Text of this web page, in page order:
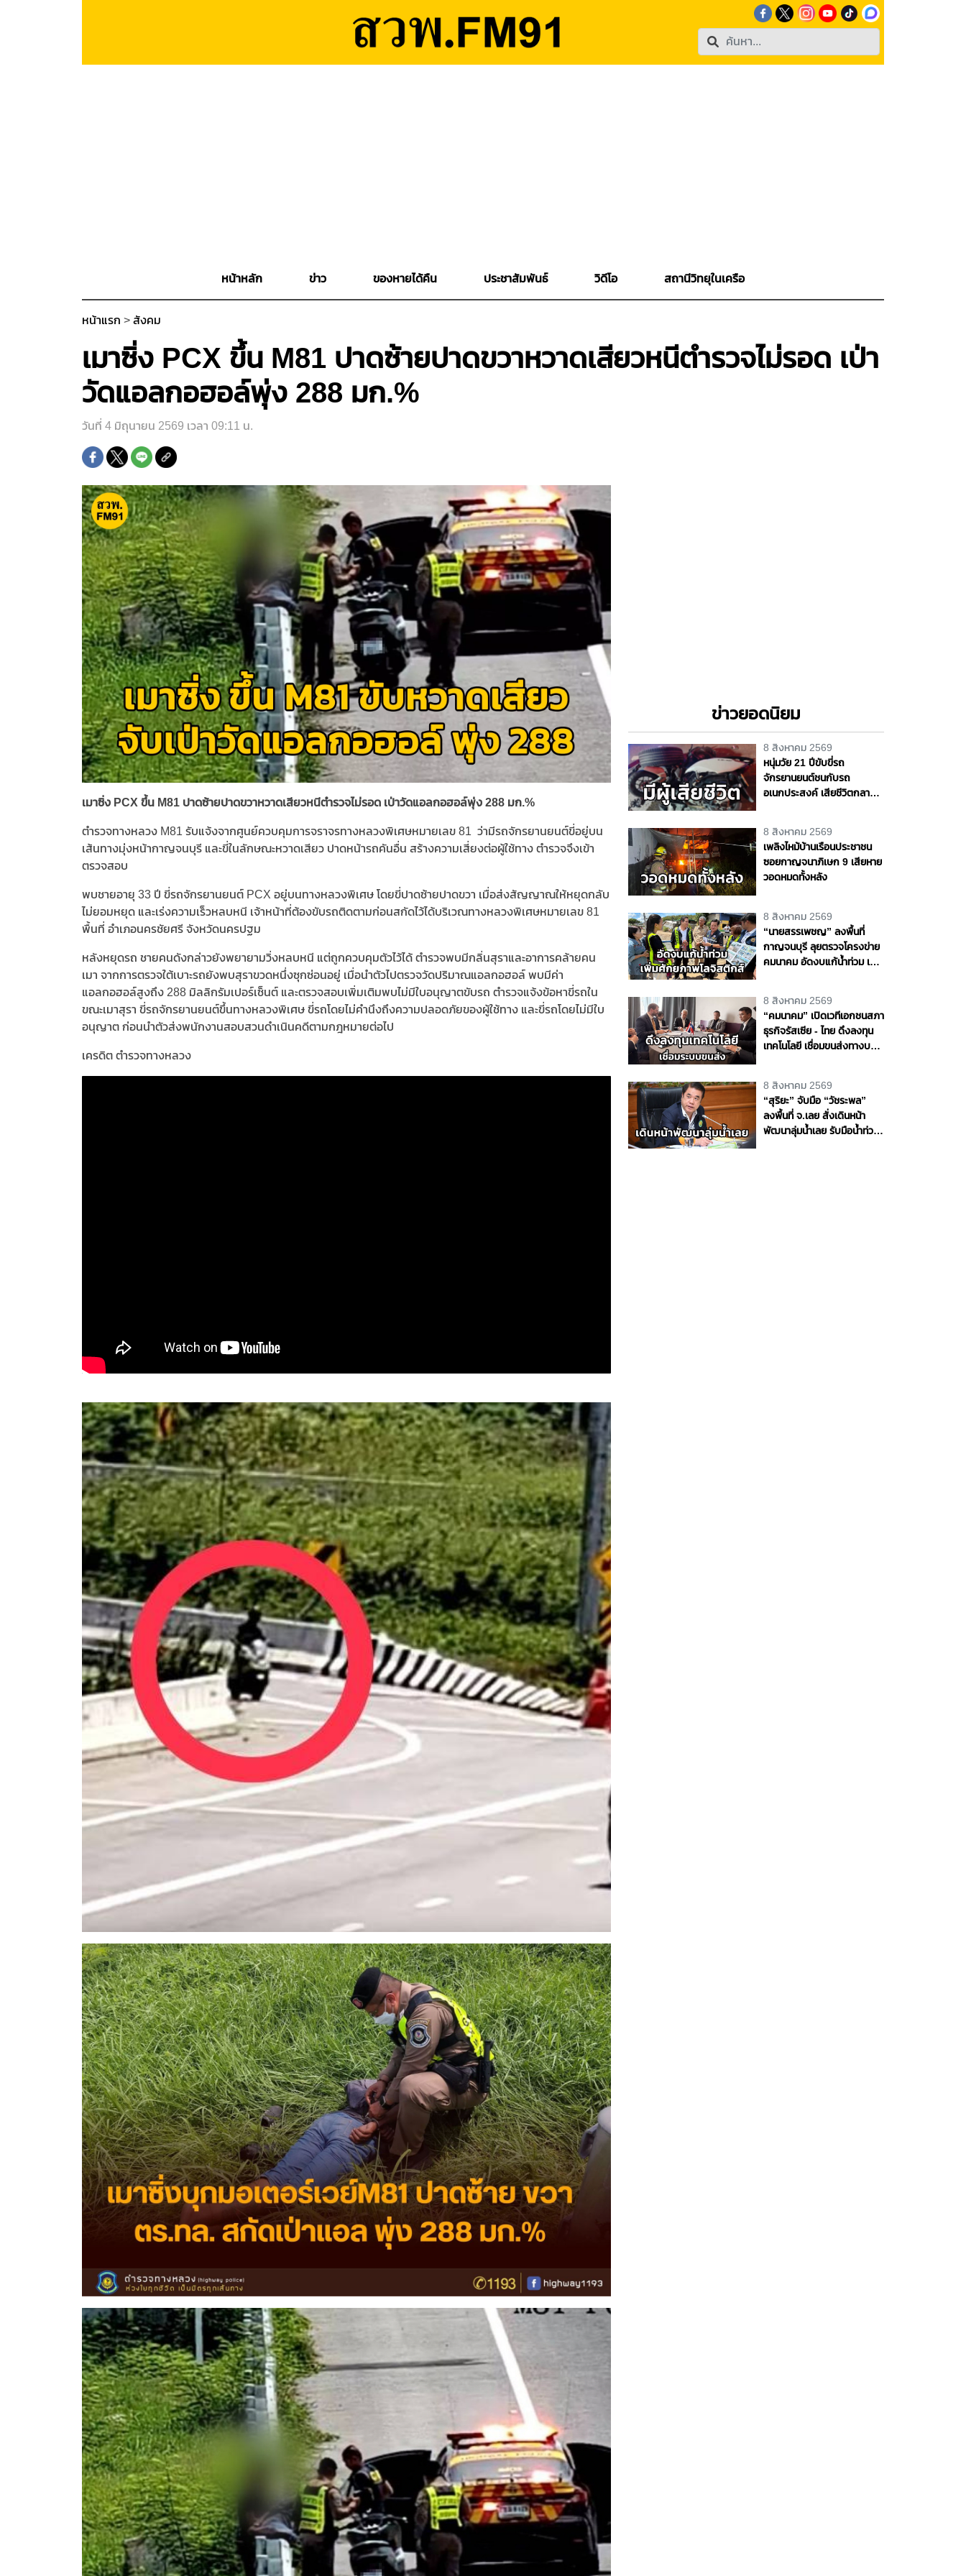
หน้าหลัก ข่าว ของหายได้คืน ประชาสัมพันธ์ วิดีโอ สถานีวิทยุในเครือ
หน้าแรก > สังคม
เมาซิ่ง PCX ขึ้น M81 ปาดซ้ายปาดขวาหวาดเสียวหนีตำรวจไม่รอด เป่า
วัดแอลกอฮอล์พุ่ง 288 มก.%
วันที่ 4 มิถุนายน 2569 เวลา 09:11 น.
เมาซิ่ง PCX ขึ้น M81 ปาดซ้ายปาดขวาหวาดเสียวหนีตำรวจไม่รอด เป่าวัดแอลกอฮอล์พุ่ง 288 มก.%
ตำรวจทางหลวง M81 รับแจ้งจากศูนย์ควบคุมการจราจรทางหลวงพิเศษหมายเลข 81 ว่ามีรถจักรยานยนต์ขี่อยู่บน
เส้นทางมุ่งหน้ากาญจนบุรี และขี่ในลักษณะหวาดเสียว ปาดหน้ารถคันอื่น สร้างความเสี่ยงต่อผู้ใช้ทาง ตำรวจจึงเข้า
ตรวจสอบ
พบชายอายุ 33 ปี ขี่รถจักรยานยนต์ PCX อยู่บนทางหลวงพิเศษ โดยขี่ปาดซ้ายปาดขวา เมื่อส่งสัญญาณให้หยุดกลับ
ไม่ยอมหยุด และเร่งความเร็วหลบหนี เจ้าหน้าที่ต้องขับรถติดตามก่อนสกัดไว้ได้บริเวณทางหลวงพิเศษหมายเลข 81
พื้นที่ อำเภอนครชัยศรี จังหวัดนครปฐม
หลังหยุดรถ ชายคนดังกล่าวยังพยายามวิ่งหลบหนี แต่ถูกควบคุมตัวไว้ได้ ตำรวจพบมีกลิ่นสุราและอาการคล้ายคน
เมา จากการตรวจใต้เบาะรถยังพบสุราขวดหนึ่งซุกซ่อนอยู่ เมื่อนำตัวไปตรวจวัดปริมาณแอลกอฮอล์ พบมีค่า
แอลกอฮอล์สูงถึง 288 มิลลิกรัมเปอร์เซ็นต์ และตรวจสอบเพิ่มเติมพบไม่มีใบอนุญาตขับรถ ตำรวจแจ้งข้อหาขี่รถใน
ขณะเมาสุรา ขี่รถจักรยานยนต์ขึ้นทางหลวงพิเศษ ขี่รถโดยไม่คำนึงถึงความปลอดภัยของผู้ใช้ทาง และขี่รถโดยไม่มีใบ
อนุญาต ก่อนนำตัวส่งพนักงานสอบสวนดำเนินคดีตามกฎหมายต่อไป
เครดิต ตำรวจทางหลวง
ข่าวยอดนิยม
8 สิงหาคม 2569
หนุ่มวัย 21 ปีขับขี่รถ
จักรยานยนต์ชนกับรถ
อเนกประสงค์ เสียชีวิตกลาง
8 สิงหาคม 2569
เพลิงไหม้บ้านเรือนประชาชน
ซอยกาญจนาภิเษก 9 เสียหาย
วอดหมดทั้งหลัง
8 สิงหาคม 2569
“นายสรรเพชญ” ลงพื้นที่
กาญจนบุรี ลุยตรวจโครงข่าย
คมนาคม อัดงบแก้น้ำท่วม เพิ่ม
8 สิงหาคม 2569
“คมนาคม” เปิดเวทีเอกชนสภา
ธุรกิจรัสเซีย - ไทย ดึงลงทุน
เทคโนโลยี เชื่อมขนส่งทางบก -
8 สิงหาคม 2569
“สุริยะ” จับมือ “วัชระพล”
ลงพื้นที่ จ.เลย สั่งเดินหน้า
พัฒนาลุ่มน้ำเลย รับมือน้ำท่วม